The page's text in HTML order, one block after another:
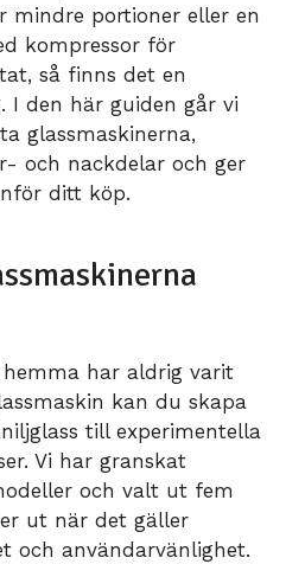
mindre portioner eller en
kompressor för
så finns det en
I den här guiden går vi
glassmaskinerna,
och nackdelar och ger
ditt köp.
hemma har aldrig varit
kan du skapa
till experimentella
Vi har granskat
och valt ut fem
ut när det gäller
och användarvänlighet.